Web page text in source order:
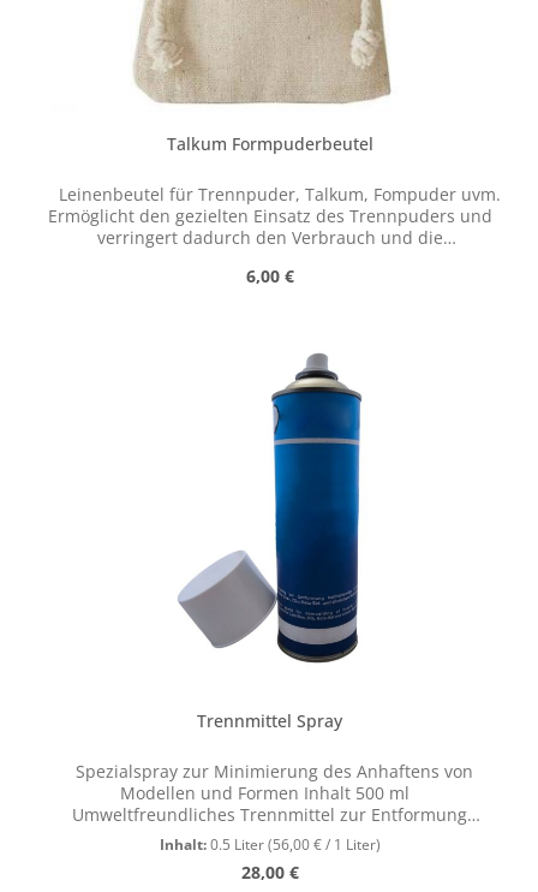
Talkum Formpuderbeutel
Ermöglicht den gezielten Einsatz des Trennpuders und
verringert dadurch den Verbrauch und die
Sandformverfahren und Formenbau und ermöglicht eine
Anbau & Produktion des Leinen-Stoffes robust &
langlebig einfache Befüllung Kordel Verschluss
Regulärer Preis:
6,00 €
Trennmittel Spray
Spezialspray zur Minimierung des Anhaftens von
Modellen und Formen Inhalt 500 ml
Umweltfreundliches Trennmittel zur Entformung
verschiedener Formsande. Eigenschaften:
umweltfreundliches Trennmittel niedrige Viskosität
leichte Verprühbarkeit gleichmäßige
Inhalt:0.5 Liter(56,00 € / 1 Liter)
Regulärer Preis:
28,00 €